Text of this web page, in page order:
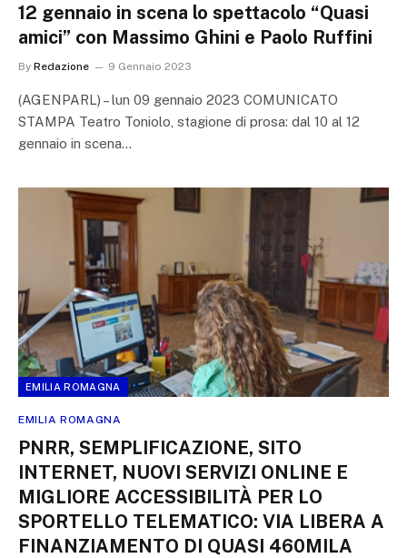
12 gennaio in scena lo spettacolo “Quasi
amici” con Massimo Ghini e Paolo Ruffini
By Redazione 9 Gennaio 2023
(AGENPARL) – lun 09 gennaio 2023 COMUNICATO
STAMPA Teatro Toniolo, stagione di prosa: dal 10 al 12
gennaio in scena…
EMILIA ROMAGNA
EMILIA ROMAGNA
PNRR, SEMPLIFICAZIONE, SITO
INTERNET, NUOVI SERVIZI ONLINE E
MIGLIORE ACCESSIBILITÀ PER LO
SPORTELLO TELEMATICO: VIA LIBERA A
FINANZIAMENTO DI QUASI 460MILA